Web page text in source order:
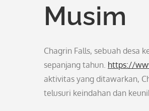
Musim
Chagrin Falls, sebuah desa
sepanjang tahun. https://
aktivitas yang ditawarkan,
telusuri keindahan dan